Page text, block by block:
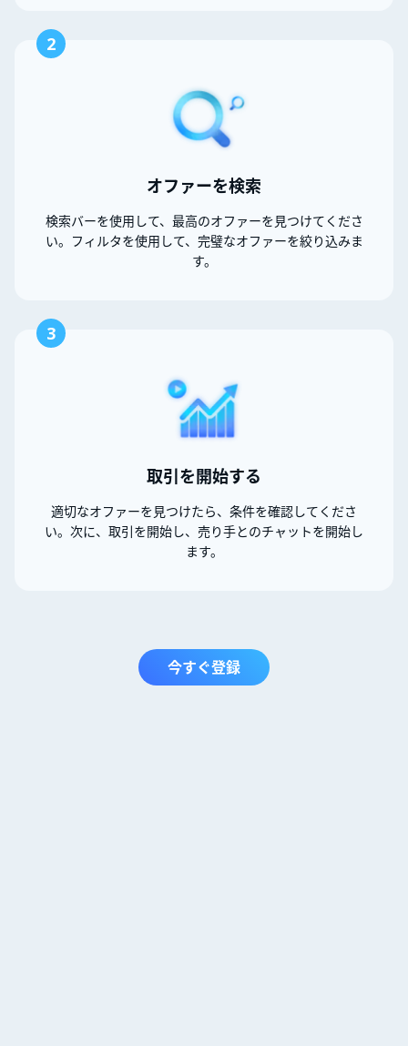
2
オファーを検索
検索バーを使用して、最高のオファーを見つけてくださ
い。フィルタを使用して、完璧なオファーを絞り込みま
す。
3
取引を開始する
適切なオファーを見つけたら、条件を確認してくださ
い。次に、取引を開始し、売り手とのチャットを開始し
ます。
今すぐ登録